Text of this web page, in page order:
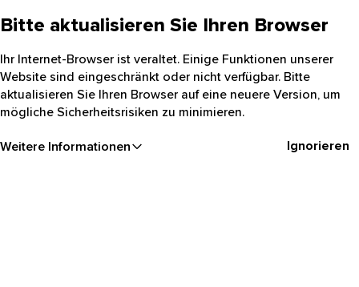
Bitte aktualisieren Sie Ihren Browser
Ihr Internet-Browser ist veraltet. Einige Funktionen unserer
Website sind eingeschränkt oder nicht verfügbar. Bitte
aktualisieren Sie Ihren Browser auf eine neuere Version, um
mögliche Sicherheitsrisiken zu minimieren.
Weitere Informationen Ignorieren